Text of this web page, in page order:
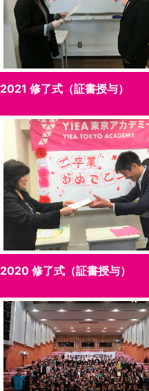
2021 修了式（証書授与）
2020 修了式（証書授与）